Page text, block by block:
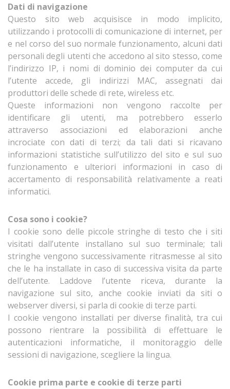
Dati di navigazione
Questo sito web acquisisce in modo implicito,
utilizzando i protocolli di comunicazione di internet, per
e nel corso del suo normale funzionamento, alcuni dati
personali degli utenti che accedono al sito stesso, come
l’indirizzo IP, i nomi di dominio dei computer da cui
l’utente accede, gli indirizzi MAC, assegnati dai
produttori delle schede di rete, wireless etc.
Queste informazioni non vengono raccolte per
identificare gli utenti, ma potrebbero esserlo
attraverso associazioni ed elaborazioni anche
incrociate con dati di terzi; da tali dati si ricavano
informazioni statistiche sull’utilizzo del sito e sul suo
funzionamento e ulteriori informazioni in caso di
accertamento di responsabilità relativamente a reati
informatici.
Cosa sono i cookie?
I cookie sono delle piccole stringhe di testo che i siti
visitati dall’utente installano sul suo terminale; tali
stringhe vengono successivamente ritrasmesse al sito
che le ha installate in caso di successiva visita da parte
dell’utente. Laddove l’utente riceva, durante la
navigazione sul sito, anche cookie inviati da siti o
webserver diversi, si parla di cookie di terze parti.
I cookie vengono installati per diverse finalità, tra cui
possono rientrare la possibilità di effettuare le
autenticazioni informatiche, il monitoraggio delle
sessioni di navigazione, scegliere la lingua.
Cookie prima parte e cookie di terze parti